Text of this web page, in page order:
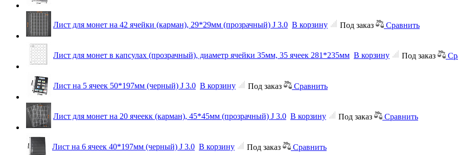
Лист для монет на 42 ячейки (карман), 29*29мм (прозрачный) J 3.0 В корзину Под заказ Сравнить
Лист для монет в капсулах (прозрачный), диаметр ячейки 35мм, 35 ячеек 281*235мм В корзину Под заказ
Лист на 5 ячеек 50*197мм (черный) J 3.0 В корзину Под заказ Сравнить
Лист для монет на 20 ячеекк (карман), 45*45мм (прозрачный) J 3.0 В корзину Под заказ Сравнить
Лист на 6 ячеек 40*197мм (черный) J 3.0 В корзину Под заказ Сравнить